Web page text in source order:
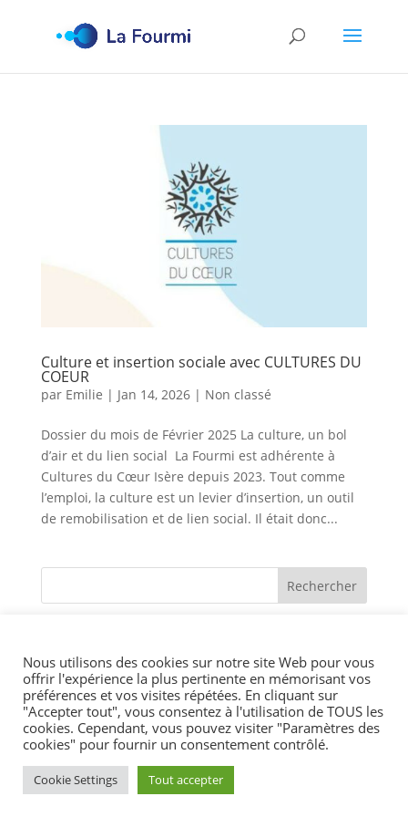
Culture et insertion sociale avec CULTURES DU
COEUR
par Emilie | Jan 14, 2026| Non classé
Dossier du mois de Février 2025 La culture, un bol
d’air et du lien social La Fourmi est adhérente à
Cultures du Cœur Isère depuis 2023. Tout comme
l’emploi, la culture est un levier d’insertion, un outil
de remobilisation et de lien social. Il était donc...
Suivez-nous :
Nous utilisons des cookies sur notre site Web pour vous
offrir l'expérience la plus pertinente en mémorisant vos
préférences et vos visites répétées. En cliquant sur
"Accepter tout", vous consentez à l'utilisation de TOUS les
cookies. Cependant, vous pouvez visiter "Paramètres des
cookies" pour fournir un consentement contrôlé.
Cookie Settings Tout accepter